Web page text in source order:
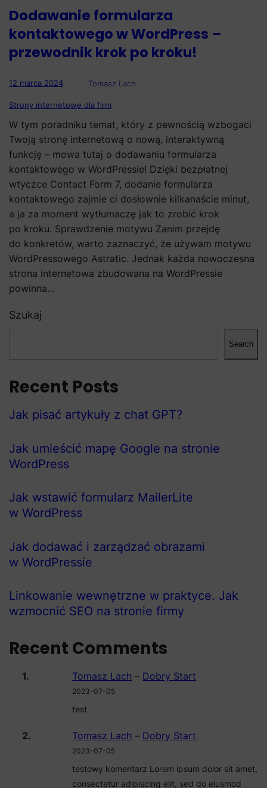
Dodawanie formularza
kontaktowego w WordPress –
przewodnik krok po kroku!
12 marca 2024 Tomasz Lach
Strony internetowe dla firm
W tym poradniku temat, który z pewnością wzbogaci
Twoją stronę internetową o nową, interaktywną
funkcję – mowa tutaj o dodawaniu formularza
kontaktowego w WordPressie! Dzięki bezpłatnej
wtyczce Contact Form 7, dodanie formularza
kontaktowego zajmie ci dosłownie kilkanaście minut,
a ja za moment wytłumaczę jak to zrobić krok
po kroku. Sprawdzenie motywu Zanim przejdę
do konkretów, warto zaznaczyć, że używam motywu
WordPressowego Astratic. Jednak każda nowoczesna
strona internetowa zbudowana na WordPressie
powinna…
Szukaj
Search
Recent Posts
Jak pisać artykuły z chat GPT?
Jak umieścić mapę Google na stronie
WordPress
Jak wstawić formularz MailerLite
w WordPress
Jak dodawać i zarządzać obrazami
w WordPressie
Linkowanie wewnętrzne w praktyce. Jak
wzmocnić SEO na stronie firmy
Recent Comments
Tomasz Lach – Dobry Start
2023-07-05
test
Tomasz Lach – Dobry Start
2023-07-05
testowy komentarz Lorem ipsum dolor sit amet,
consectetur adipiscing elit, sed do eiusmod